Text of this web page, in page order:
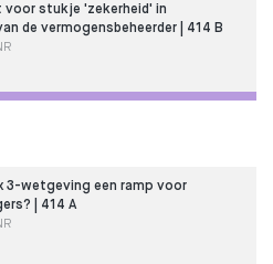
voor stukje 'zekerheid' in
de vermogensbeheerder | 414 B
3-wetgeving een ramp voor
| 414 A